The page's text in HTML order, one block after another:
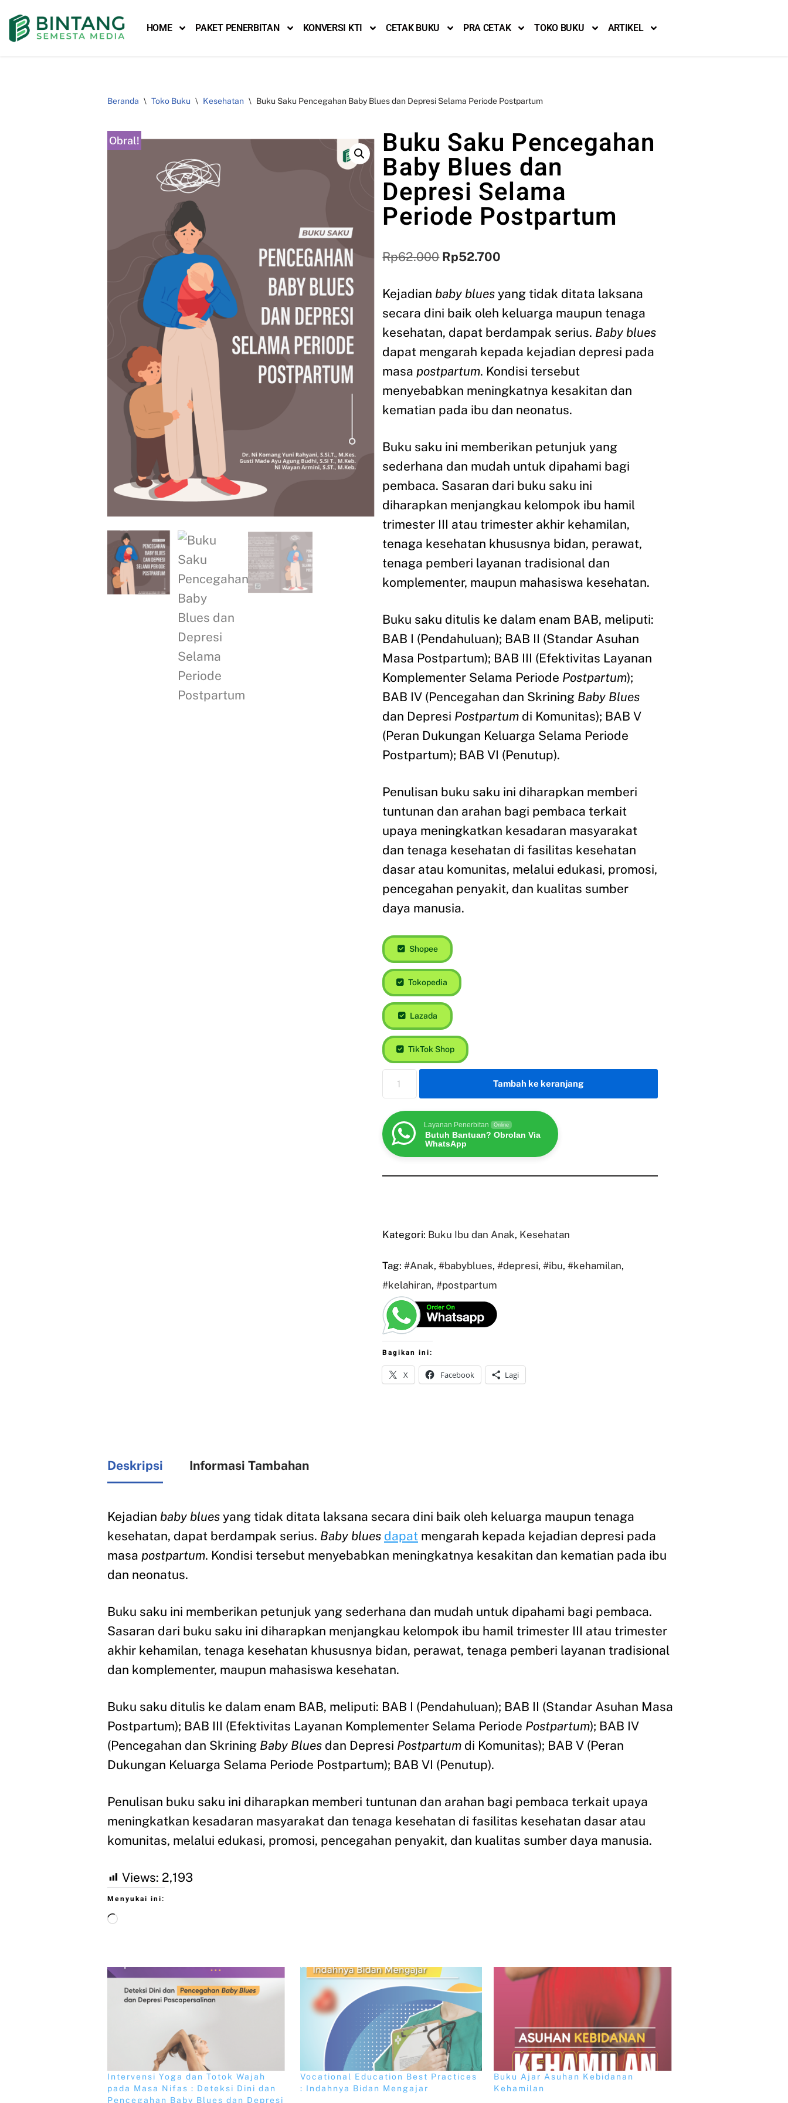
Lompat
HOME PAKET PENERBITAN KONVERSI KTI CETAK BUKU PRA CETAK TOKO BUKU ARTIKEL
Beranda \ Toko Buku \ Kesehatan \ Buku Saku Pencegahan Baby Blues dan Depresi Selama Periode Postpartum
Obral! Buku Saku Pencegahan
Baby Blues dan
Depresi Selama
Periode Postpartum
Rp62.000 Rp52.700
Kejadian baby blues yang tidak ditata laksana
secara dini baik oleh keluarga maupun tenaga
kesehatan, dapat berdampak serius. Baby blues
dapat mengarah kepada kejadian depresi pada
masa postpartum. Kondisi tersebut
menyebabkan meningkatnya kesakitan dan
kematian pada ibu dan neonatus.
Buku saku ini memberikan petunjuk yang
sederhana dan mudah untuk dipahami bagi
pembaca. Sasaran dari buku saku ini
diharapkan menjangkau kelompok ibu hamil
trimester III atau trimester akhir kehamilan,
tenaga kesehatan khususnya bidan, perawat,
tenaga pemberi layanan tradisional dan
komplementer, maupun mahasiswa kesehatan.
Buku saku ditulis ke dalam enam BAB, meliputi:
BAB I (Pendahuluan); BAB II (Standar Asuhan
Masa Postpartum); BAB III (Efektivitas Layanan
Komplementer Selama Periode Postpartum);
BAB IV (Pencegahan dan Skrining Baby Blues
dan Depresi Postpartum di Komunitas); BAB V
(Peran Dukungan Keluarga Selama Periode
Postpartum); BAB VI (Penutup).
Penulisan buku saku ini diharapkan memberi
tuntunan dan arahan bagi pembaca terkait
upaya meningkatkan kesadaran masyarakat
dan tenaga kesehatan di fasilitas kesehatan
dasar atau komunitas, melalui edukasi, promosi,
pencegahan penyakit, dan kualitas sumber
daya manusia.
Shopee
Tokopedia
Lazada
TikTok Shop
Tambah ke keranjang
Layanan Penerbitan Online
Butuh Bantuan? Obrolan Via
WhatsApp
Kategori: Buku Ibu dan Anak, Kesehatan
Tag:#Anak,#babyblues,#depresi,#ibu,#kehamilan,
#kelahiran,#postpartum
Bagikan ini:
X Facebook Lagi
Deskripsi Informasi Tambahan
Kejadian baby blues yang tidak ditata laksana secara dini baik oleh keluarga maupun tenaga
kesehatan, dapat berdampak serius. Baby blues dapat mengarah kepada kejadian depresi pada
masa postpartum. Kondisi tersebut menyebabkan meningkatnya kesakitan dan kematian pada ibu
dan neonatus.
Buku saku ini memberikan petunjuk yang sederhana dan mudah untuk dipahami bagi pembaca.
Sasaran dari buku saku ini diharapkan menjangkau kelompok ibu hamil trimester III atau trimester
akhir kehamilan, tenaga kesehatan khususnya bidan, perawat, tenaga pemberi layanan tradisional
dan komplementer, maupun mahasiswa kesehatan.
Buku saku ditulis ke dalam enam BAB, meliputi: BAB I (Pendahuluan); BAB II (Standar Asuhan Masa
Postpartum); BAB III (Efektivitas Layanan Komplementer Selama Periode Postpartum); BAB IV
(Pencegahan dan Skrining Baby Blues dan Depresi Postpartum di Komunitas); BAB V (Peran
Dukungan Keluarga Selama Periode Postpartum); BAB VI (Penutup).
Penulisan buku saku ini diharapkan memberi tuntunan dan arahan bagi pembaca terkait upaya
meningkatkan kesadaran masyarakat dan tenaga kesehatan di fasilitas kesehatan dasar atau
komunitas, melalui edukasi, promosi, pencegahan penyakit, dan kualitas sumber daya manusia.
Views: 2,193
Menyukai ini:
Intervensi Yoga dan Totok Wajah
pada Masa Nifas : Deteksi Dini dan
Pencegahan Baby Blues dan Depresi
Vocational Education Best Practices
: Indahnya Bidan Mengajar
Buku Ajar Asuhan Kebidanan
Kehamilan